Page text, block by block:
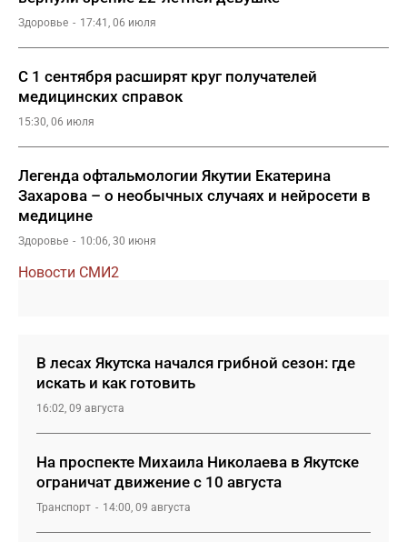
Здоровье 17:41, 06 июля
С 1 сентября расширят круг получателей
медицинских справок
15:30, 06 июля
Легенда офтальмологии Якутии Екатерина
Захарова – о необычных случаях и нейросети в
медицине
Здоровье 10:06, 30 июня
Новости СМИ2
В лесах Якутска начался грибной сезон: где
искать и как готовить
16:02, 09 августа
На проспекте Михаила Николаева в Якутске
ограничат движение с 10 августа
Транспорт 14:00, 09 августа